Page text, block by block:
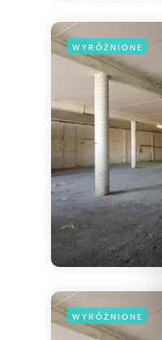
WYRÓŻNIONE
WYRÓŻNIONE